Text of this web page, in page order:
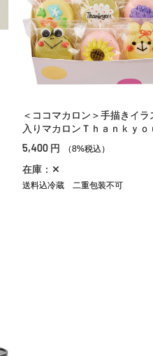
＜ココマカロン＞手描きイラ
入りマカロンＴｈａｎｋｙｏ
5,400 円 （8%税込）
在庫：✕
送料込冷蔵 二重包装不可